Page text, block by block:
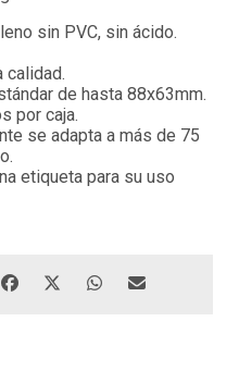
sin PVC, sin ácido.
calidad.
de hasta 88x63mm.
por caja.
se adapta a más de 75
etiqueta para su uso